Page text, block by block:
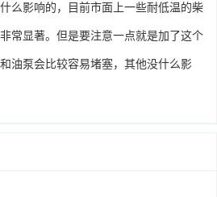
么影响的，目前市面上一些耐低温的柴
常显著。但是要注意一点就是加了这个
油泵会比较容易堵塞，其他没什么影